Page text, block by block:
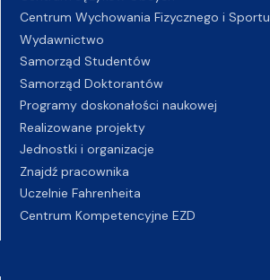
Centrum Wychowania Fizycznego i Sportu
Wydawnictwo
Samorząd Studentów
Samorząd Doktorantów
Programy doskonałości naukowej
Realizowane projekty
Jednostki i organizacje
Znajdź pracownika
Uczelnie Fahrenheita
Centrum Kompetencyjne EZD